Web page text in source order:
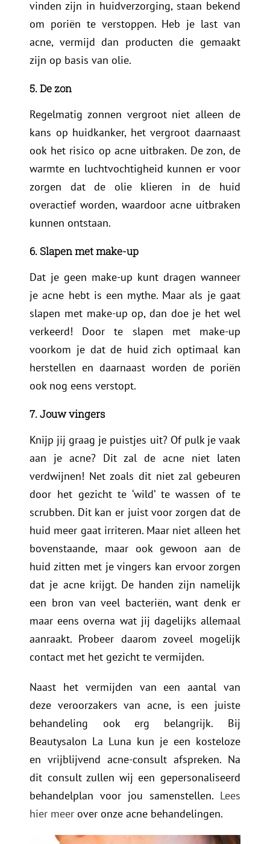
vinden zijn in huidverzorging, staan bekend
om poriën te verstoppen. Heb je last van
acne, vermijd dan producten die gemaakt
zijn op basis van olie.
5. De zon
Regelmatig zonnen vergroot niet alleen de
kans op huidkanker, het vergroot daarnaast
ook het risico op acne uitbraken. De zon, de
warmte en luchtvochtigheid kunnen er voor
zorgen dat de olie klieren in de huid
overactief worden, waardoor acne uitbraken
kunnen ontstaan.
6. Slapen met make-up
Dat je geen make-up kunt dragen wanneer
je acne hebt is een mythe. Maar als je gaat
slapen met make-up op, dan doe je het wel
verkeerd! Door te slapen met make-up
voorkom je dat de huid zich optimaal kan
herstellen en daarnaast worden de poriën
ook nog eens verstopt.
7. Jouw vingers
Knijp jij graag je puistjes uit? Of pulk je vaak
aan je acne? Dit zal de acne niet laten
verdwijnen! Net zoals dit niet zal gebeuren
door het gezicht te ‘wild’ te wassen of te
scrubben. Dit kan er juist voor zorgen dat de
huid meer gaat irriteren. Maar niet alleen het
bovenstaande, maar ook gewoon aan de
huid zitten met je vingers kan ervoor zorgen
dat je acne krijgt. De handen zijn namelijk
een bron van veel bacteriën, want denk er
maar eens overna wat jij dagelijks allemaal
aanraakt. Probeer daarom zoveel mogelijk
contact met het gezicht te vermijden.
Naast het vermijden van een aantal van
deze veroorzakers van acne, is een juiste
behandeling ook erg belangrijk. Bij
Beautysalon La Luna kun je een kosteloze
en vrijblijvend acne-consult afspreken. Na
dit consult zullen wij een gepersonaliseerd
behandelplan voor jou samenstellen. Lees
hier meer over onze acne behandelingen.